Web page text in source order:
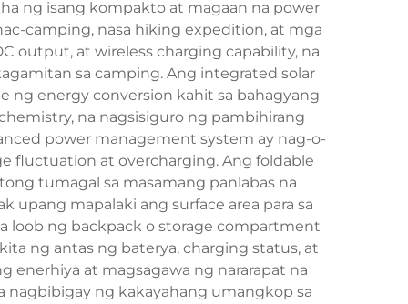
ng isang kompakto at magaan na power
camping, nasa hiking expedition, at mga
output, at wireless charging capability, na
sa camping. Ang integrated solar
ng energy conversion kahit sa bahagyang
na nagsisiguro ng pambihirang
power management system ay nag-o-
fluctuation at overcharging. Ang foldable
tumagal sa masamang panlabas na
upang mapalaki ang surface area para sa
loob ng backpack o storage compartment
ng antas ng baterya, charging status, at
enerhiya at magsagawa ng nararapat na
nagbibigay ng kakayahang umangkop sa